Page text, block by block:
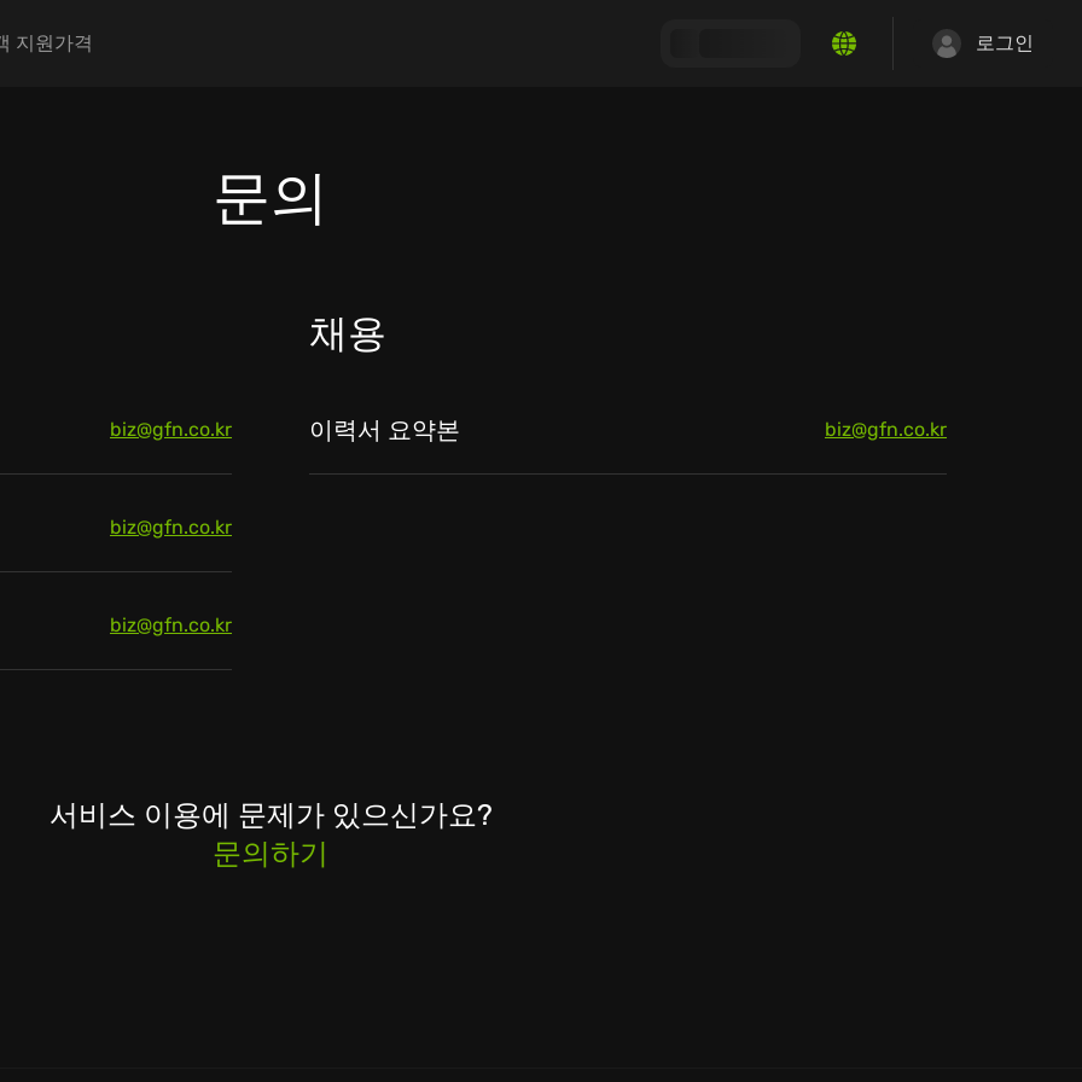
지원가격 로그인
문의
biz@gfn.co.kr
biz@gfn.co.kr
biz@gfn.co.kr
채용
이력서 요약본 biz@gfn.co.kr
서비스 이용에 문제가 있으신가요?
문의하기